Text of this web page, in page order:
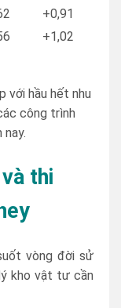
+0,91
+1,02
với hầu hết nhu
công trình
thi
vòng đời sử
kho vật tư cần